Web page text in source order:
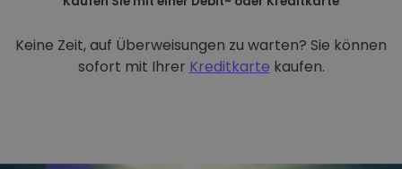
Keine Zeit, auf Überweisungen zu warten? Sie können
sofort mit Ihrer Kreditkarte kaufen.